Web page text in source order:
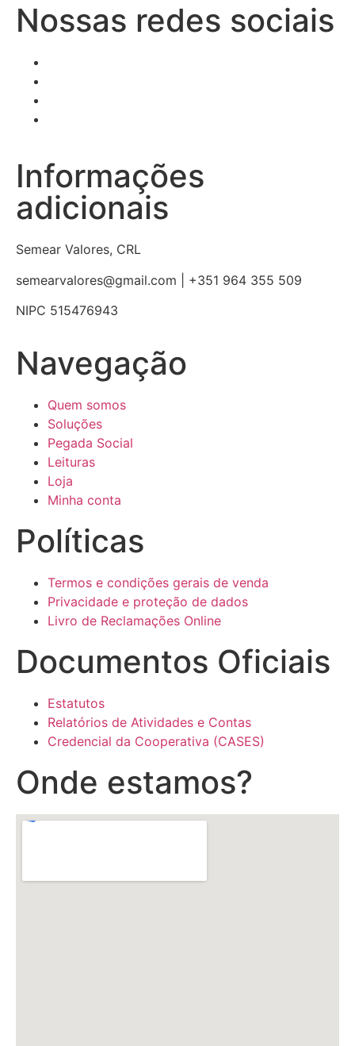
Nossas redes sociais
Informações
adicionais
Semear Valores, CRL
semearvalores@gmail.com | +351 964 355 509
NIPC 515476943
Navegação
Quem somos
Soluções
Pegada Social
Leituras
Loja
Minha conta
Políticas
Termos e condições gerais de venda
Privacidade e proteção de dados
Livro de Reclamações Online
Documentos Oficiais
Estatutos
Relatórios de Atividades e Contas
Credencial da Cooperativa (CASES)
Onde estamos?